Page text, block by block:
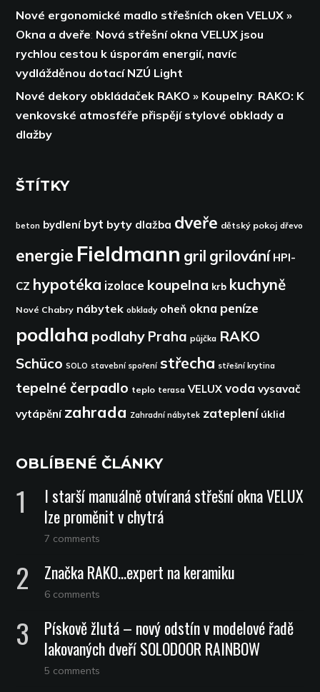
Nové ergonomické madlo střešních oken VELUX »
Okna a dveře: Nová střešní okna VELUX jsou
rychlou cestou k úsporám energií, navíc
vydlážděnou dotací NZÚ Light
Nové dekory obkládaček RAKO » Koupelny: RAKO: K
venkovské atmosféře přispějí stylové obklady a
dlažby
ŠTÍTKY
beton bydlení byt byty dlažba dveře dětský pokoj dřevo
energie Fieldmann gril grilování HPI-
CZ hypotéka izolace koupelna krb kuchyně
Nové Chabry nábytek obklady oheň okna peníze
podlaha podlahy Praha půjčka RAKO
Schüco SOLO stavební spoření střecha střešní krytina
tepelné čerpadlo teplo terasa VELUX voda vysavač
vytápění zahrada Zahradní nábytek zateplení úklid
OBLÍBENÉ ČLÁNKY
I starší manuálně otvíraná střešní okna VELUX
lze proměnit v chytrá
7 comments
Značka RAKO…expert na keramiku
6 comments
Pískově žlutá – nový odstín v modelové řadě
lakovaných dveří SOLODOOR RAINBOW
5 comments